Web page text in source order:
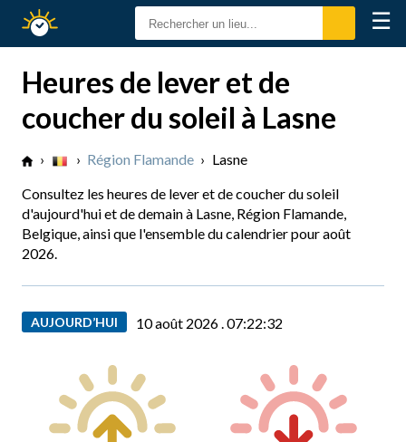
Calendrier
Solaire
☰
Heures de lever et de
coucher du soleil à Lasne
› › Région Flamande › Lasne
Consultez les heures de lever et de coucher du soleil
d'aujourd'hui et de demain à Lasne, Région Flamande,
Belgique, ainsi que l'ensemble du calendrier pour août
2026.
AUJOURD’HUI 10 août 2026 .07:22:33